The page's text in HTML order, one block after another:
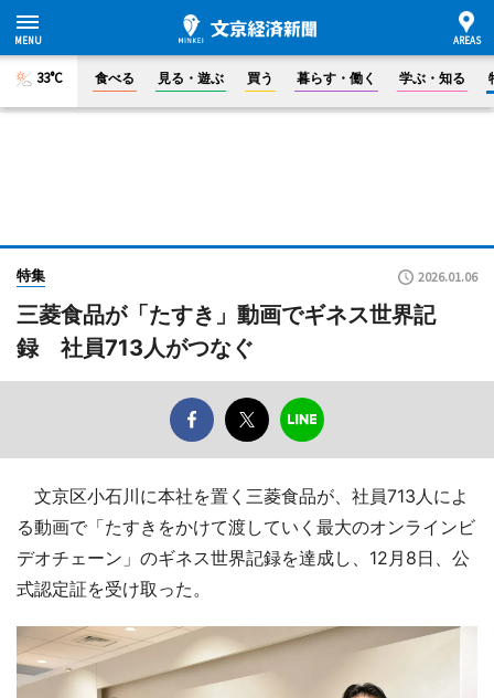
33°C 食べる 見る・遊ぶ 買う 暮らす・働く 学ぶ・知る
特集 2026.01.06
三菱食品が「たすき」動画でギネス世界記
録 社員713人がつなぐ
文京区小石川に本社を置く三菱食品が、社員713人によ
る動画で「たすきをかけて渡していく最大のオンラインビ
デオチェーン」のギネス世界記録を達成し、12月8日、公
式認定証を受け取った。